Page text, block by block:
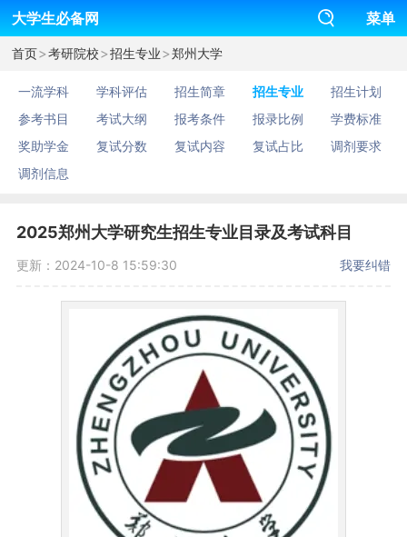
大学生必备网 菜单
首页>考研院校>招生专业>郑州大学
一流学科 学科评估 招生简章 招生专业
招生计划
参考书目
考试大纲 报考条件 报录比例
学费标准
奖助学金
复试分数 复试内容 复试占比
调剂要求
调剂信息
2025郑州大学研究生招生专业目录及考试科目
更新：2024-10-8 15:59:30 我要纠错